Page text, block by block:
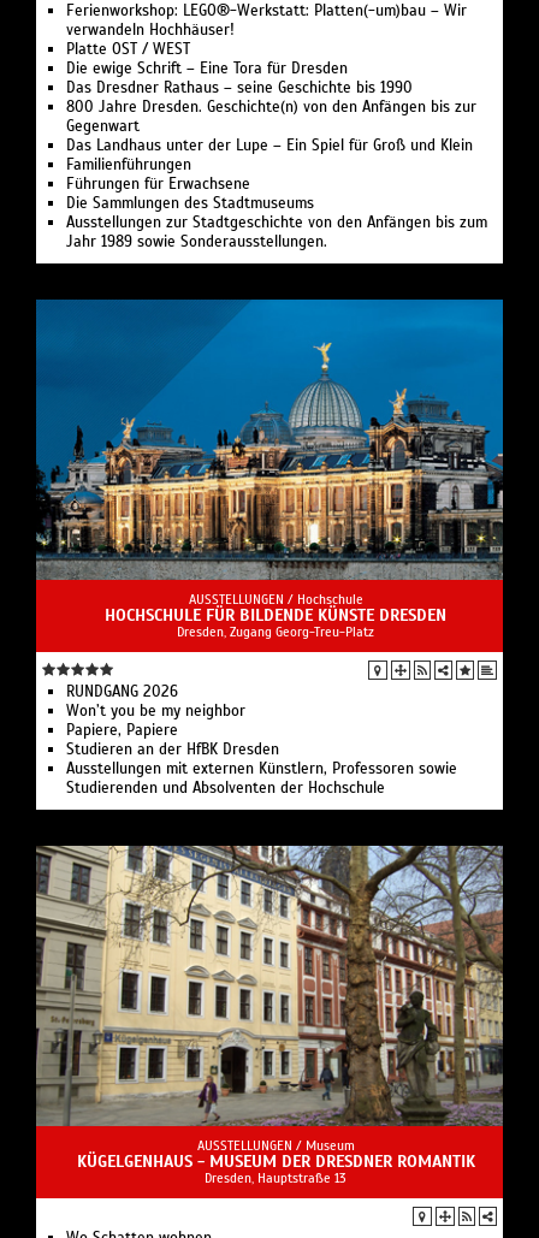
Ferienworkshop: LEGO®-Werkstatt: Platten(-um)bau – Wir
verwandeln Hochhäuser!
Platte OST / WEST
Die ewige Schrift – Eine Tora für Dresden
Das Dresdner Rathaus – seine Geschichte bis 1990
800 Jahre Dresden. Geschichte(n) von den Anfängen bis zur
Gegenwart
Das Landhaus unter der Lupe – Ein Spiel für Groß und Klein
Familienführungen
Führungen für Erwachsene
Die Sammlungen des Stadtmuseums
Ausstellungen zur Stadtgeschichte von den Anfängen bis zum
Jahr 1989 sowie Sonderausstellungen.
AUSSTELLUNGEN / Hochschule
HOCHSCHULE FÜR BILDENDE KÜNSTE DRESDEN
Dresden, Zugang Georg-Treu-Platz
RUNDGANG 2026
Won’t you be my neighbor
Papiere, Papiere
Studieren an der HfBK Dresden
Ausstellungen mit externen Künstlern, Professoren sowie
Studierenden und Absolventen der Hochschule
AUSSTELLUNGEN / Museum
KÜGELGENHAUS - MUSEUM DER DRESDNER ROMANTIK
Dresden, Hauptstraße 13